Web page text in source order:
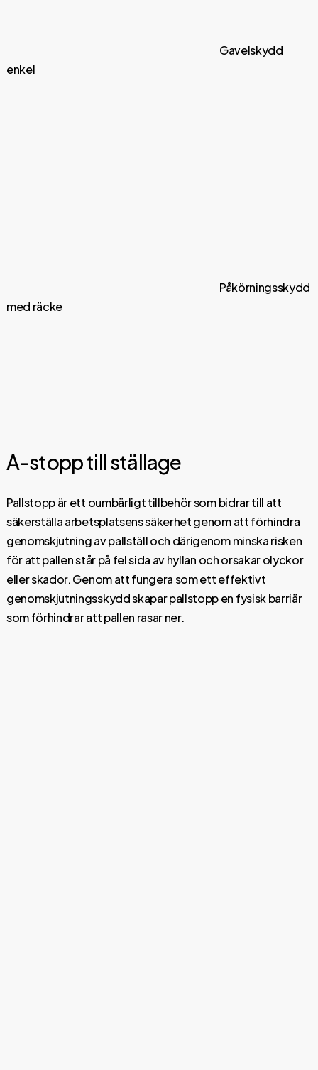
Gavelskydd
enkel
Påkörningsskydd
med räcke
A-stopp till ställage
Pallstopp är ett oumbärligt tillbehör som bidrar till att
säkerställa arbetsplatsens säkerhet genom att förhindra
genomskjutning av pallställ och därigenom minska risken
för att pallen står på fel sida av hyllan och orsakar olyckor
eller skador. Genom att fungera som ett effektivt
genomskjutningsskydd skapar pallstopp en fysisk barriär
som förhindrar att pallen rasar ner.